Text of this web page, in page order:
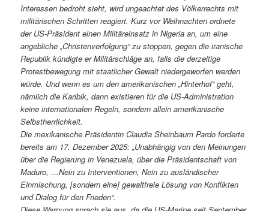
Interessen bedroht sieht, wird ungeachtet des Völkerrechts mit
militärischen Schritten reagiert. Kurz vor Weihnachten ordnete
der US-Präsident einen Militäreinsatz in Nigeria an, um eine
angebliche „Christenverfolgung“ zu stoppen, gegen die iranische
Republik kündigte er Militärschläge an, falls die derzeitige
Protestbewegung mit staatlicher Gewalt niedergeworfen werden
würde. Und wenn es um den amerikanischen „Hinterhof“ geht,
nämlich die Karibik, dann existieren für die US-Administration
keine internationalen Regeln, sondern allein amerikanische
Selbstherrlichkeit.
Die mexikanische Präsidentin Claudia Sheinbaum Pardo forderte
bereits am 17. Dezember 2025: „Unabhängig von den Meinungen
über die Regierung in Venezuela, über die Präsidentschaft von
Maduro, …Nein zu Interventionen, Nein zu ausländischer
Einmischung, [sondern eine] gewaltfreie Lösung von Konflikten
und Dialog für den Frieden“.